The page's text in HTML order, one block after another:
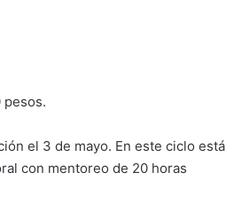
pesos.
el 3 de mayo. En este ciclo está
con mentoreo de 20 horas